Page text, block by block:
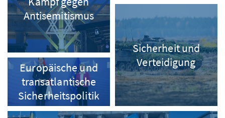
Antisemitismus
Sicherheit und
Verteidigung
Europäische und
transatlantische
Sicherheitspolitik